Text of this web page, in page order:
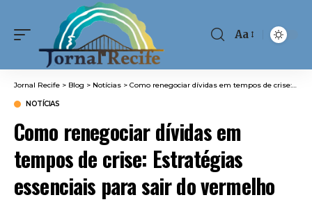
Font
Aa
Jornal Recife > Blog > Notícias > Como renegociar dívidas em tempos de crise: Estratégias essenciais para sair do vermelho
NOTÍCIAS
Como renegociar dívidas em
tempos de crise: Estratégias
essenciais para sair do vermelho